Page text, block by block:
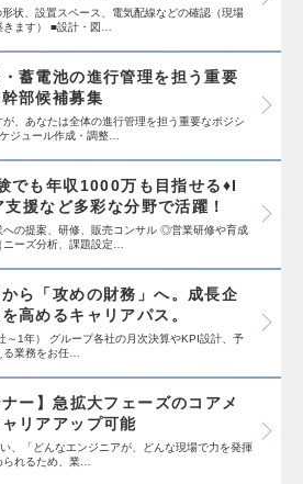
状、設置スペース、電気配線などの確認（現場
ます） ■設計・図…
・蓄電池の進行管理を担う重要
部候補募集
、あなたは全体の進行管理を担う重要なポジシ
ジュール作成・調整…
でも年収1000万も目指せる♦I
援など多彩な分野で活躍！
の提案、研修、販売コンサル ◎営業研修や育成
ーズ分析、課題設定…
から「攻めの財務」へ。成長企
高めるキャリアパス。
～1年） グループ各社の月次決算やKPI設計、予
業務をお任…
ー】急拡大フェーズのコアメ
リアアップ可能
、「どんなエンジニアが、どんな現場で力を発揮
れるため、業…